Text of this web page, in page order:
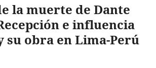
la muerte de Dante
e influencia
su obra en Lima-Perú